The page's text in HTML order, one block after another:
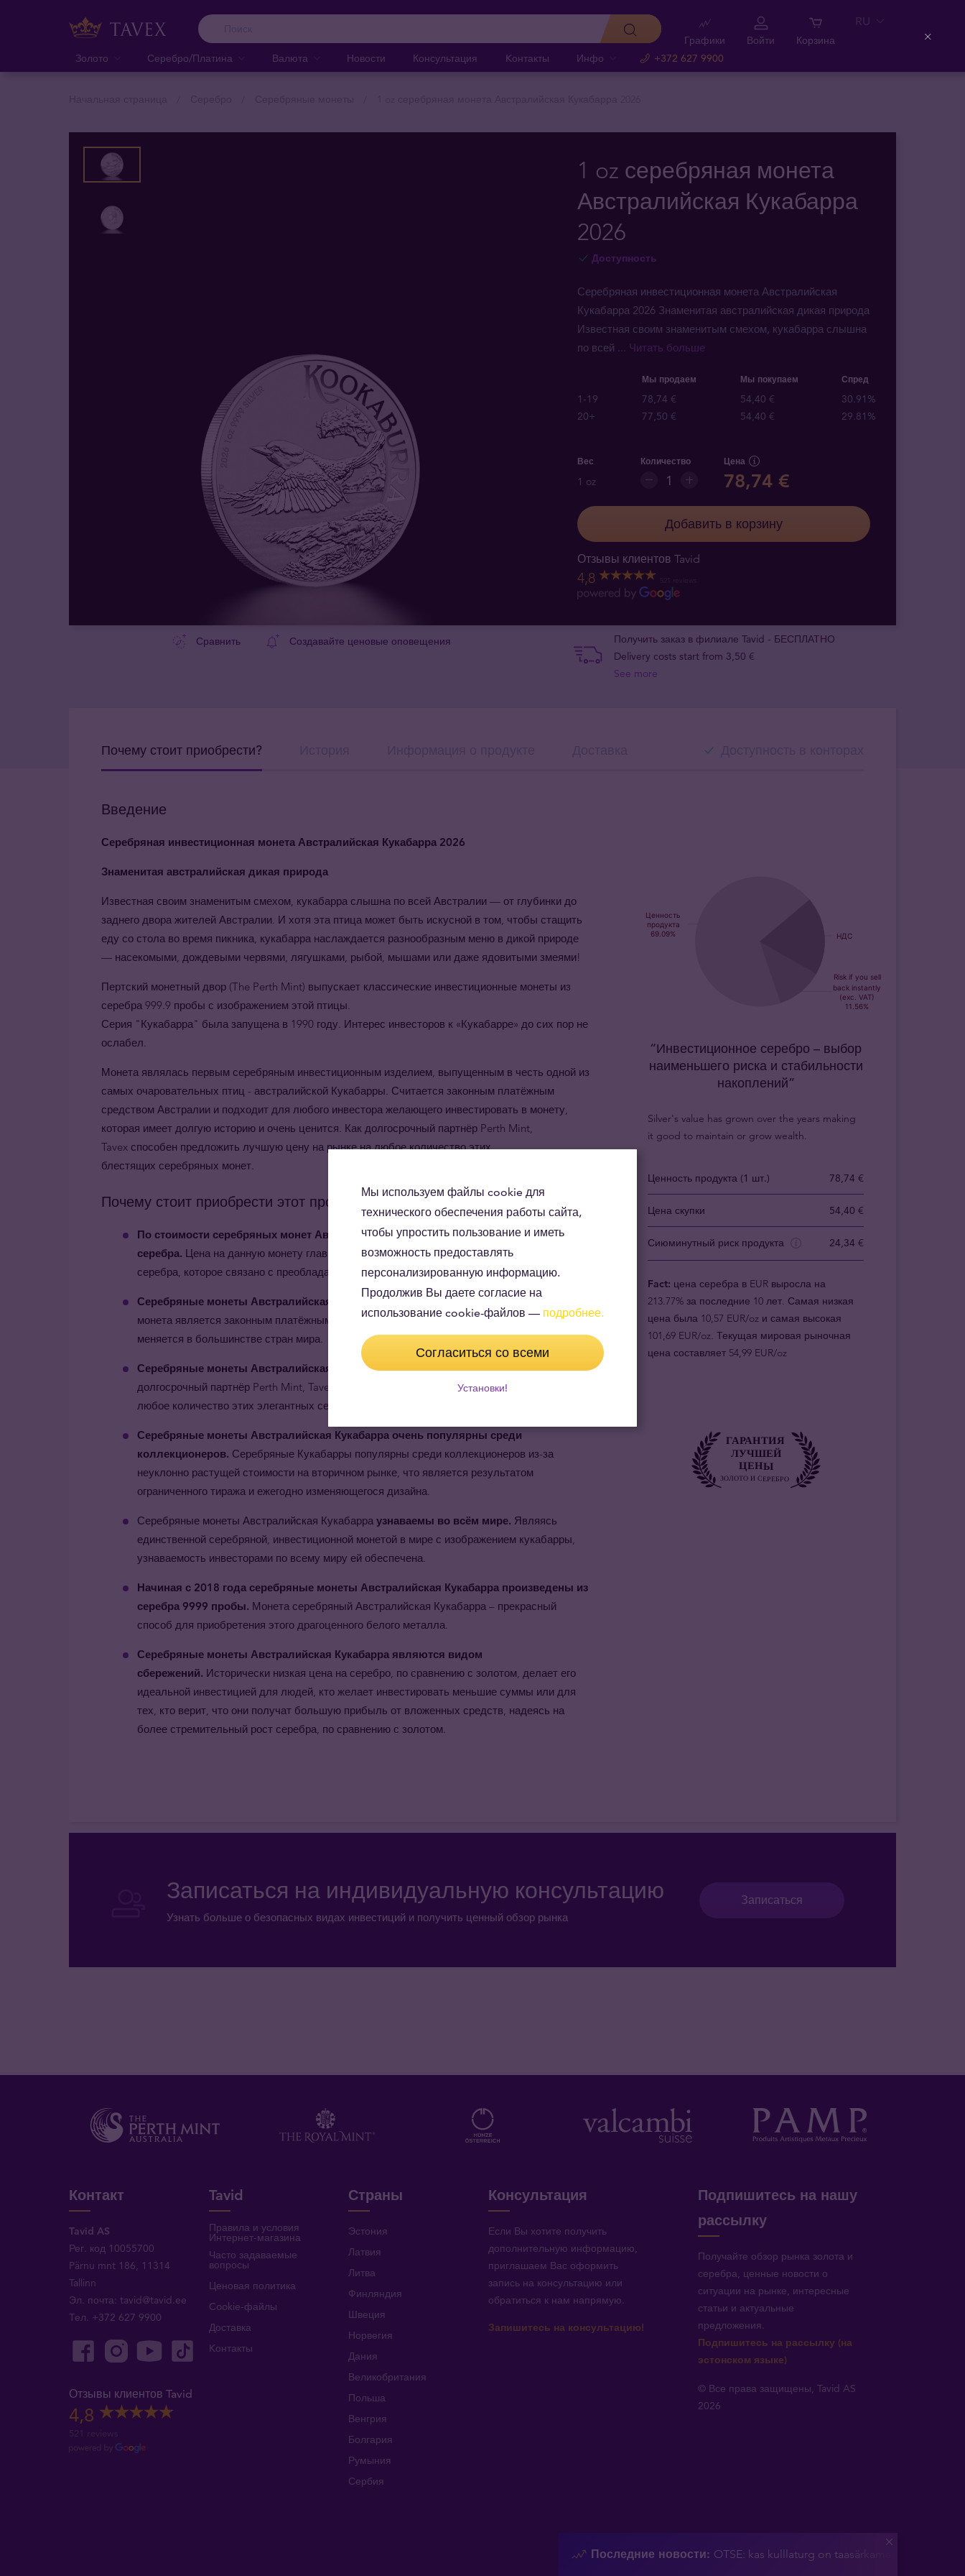
Золото Серебро/Платина Валюта Новости Консультация Kонтакты Инфо +372 627 9900
Графики Войти Корзина
RU
1 oz серебряная монета
Австралийская Кукабарра
2026
Доступность
Серебряная инвестиционная монета Австралийская
Кукабарра 2026 Знаменитая австралийская дикая природа
Известная своим знаменитым смехом, кукабарра слышна
по всей ... Читать больше
Мы продаем Мы покупаем Спред
1-19 78,74 € 54,40 €
30.91%
20+
77,50 € 54,40 € 29.81%
Вес
1 oz
Количество Цена
78,74 €
Добавить в корзину
Отзывы клиентов Tavid
4,8
Получить заказ в филиале Tavid - БЕСПЛАТНО
Delivery costs start from 3,50 €
See more
Сравнить Создавайте ценовые оповещения
Почему стоит приобрести?
Введение
Серебряная инвестиционная монета Австралийская Кукабарра 2026
Знаменитая австралийская дикая природа
Известная своим знаменитым смехом, кукабарра слышна по всей Австралии — от глубинки до
заднего двора жителей Австралии. И хотя эта птица может быть искусной в том, чтобы стащить
еду со стола во время пикника, кукабарра наслаждается разнообразным меню в дикой природе
— насекомыми, дождевыми червями, лягушками, рыбой, мышами или даже ядовитыми змеями!
Пертский монетный двор (The Perth Mint) выпускает классические инвестиционные монеты из
серебра 999.9 пробы с изображением этой птицы.
Серия "Кукабарра" была запущена в 1990 году. Интерес инвесторов к «Кукабарре» до сих пор не
ослабел.
Монета являлась первым серебряным инвестиционным изделием, выпущенным в честь одной из
самых очаровательных птиц - австралийской Кукабарры. Считается законным платёжным
средством Австралии и подходит для любого инвестора желающего инвестировать в монету,
которая имеет долгую историю и очень ценится. Как долгосрочный партнёр Perth Mint,
Tavex способен предложить лучшую цену на рынке на любое количество этих
блестящих серебряных монет.
Почему стоит приобрести этот продукт
По стоимости серебряных монет Австралийская Кукабарра можно отслеживать цену
серебра. Цена на данную монету главным образом определяется содержанием чистого
серебра, которое связано с преобладающей ценой на серебро в мире.
Серебряные монеты Австралийская Кукабарра – это деньги.Данная инвестиционная
монета является законным платёжным средством Австралии. Она принимается и
меняется в большинстве стран мира.
Серебряные монеты Австралийская Кукабарра доступны по низким ценам.Как
долгосрочный партнёр Perth Mint, Tavex способен предложить лучшую цену на рынке на
любое количество этих элегантных серебряных монет.
Серебряные монеты Австралийская Кукабарра очень популярны среди
коллекционеров. Серебряные Кукабарры популярны среди коллекционеров из-за
неуклонно растущей стоимости на вторичном рынке, что является результатом
ограниченного тиража и ежегодно изменяющегося дизайна.
Серебряные монеты Австралийская Кукабарра узнаваемы во всём мире. Являясь
единственной серебряной, инвестиционной монетой в мире с изображением кукабарры,
узнаваемость инвесторами по всему миру ей обеспечена.
Начиная с 2018 года серебряные монеты Австралийская Кукабарра произведены из
серебра 9999 пробы. Монета серебряный Австралийская Кукабарра – прекрасный
способ для приобретения этого драгоценного белого металла.
Серебряные монеты Австралийская Кукабарра являются видом
сбережений. Исторически низкая цена на серебро, по сравнению с золотом, делает его
идеальной инвестицией для людей, кто желает инвестировать меньшие суммы или для
тех, кто верит, что они получат большую прибыль от вложенных средств, надеясь на
более стремительный рост серебра, по сравнению с золотом.
“Инвестиционное серебро – выбор
наименьшего риска и стабильности
накоплений”
Silver's value has grown over the years making
it good to maintain or grow wealth.
Ценность продукта (1 шт.) 78,74 €
Цена скупки 54,40 €
Сиюминутный риск продукта 24,34 €
Fact: цена серебра в EUR выросла на
213.77% за последние 10 лет. Самая низкая
цена была 10,57 EUR/oz и самая высокая
101,69 EUR/oz. Текущая мировая рыночная
цена составляет 54,99 EUR/oz
Записаться на индивидуальную консультацию
Узнать больше о безопасных видах инвестиций и получить ценный обзор рынка
Записаться
Контакт
Tavid AS
Рег. код 10055700
Pärnu mnt 186, 11314
Tallinn
Эл. почта:tavid@tavid.ee
Тел. +372 627 9900
Отзывы клиентов Tavid
4,8
521 reviews
Tavid
Правила и условия
Интернет-магазина
Часто задаваемые
вопросы
Ценовая политика
Cookie-файлы
Доставка
Kонтакты
Страны
Эстония
Латвия
Литва
Финляндия
Швеция
Норвегия
Дания
Великобритания
Польша
Венгрия
Болгария
Румыния
Сербия
Консультация
Если Вы хотите получить
дополнительную информацию,
приглашаем Вас оформить
запись на консультацию или
обратиться к нам напрямую.
Запишитесь на консультацию!
Подпишитесь на нашу
рассылку
Получайте обзор рынка золота и
серебра, ценные новости о
ситуации на рынке, интересные
статьи и актуальные
предложения.
Подпишитесь на рассылку (на
эстонском языке)
© Все права защищены, Tavid AS
2026
Последние новости: OTSE: kas kulllaturg on taasärkamas? (Tavidi
Мы используем файлы cookie для
технического обеспечения работы сайта,
чтобы упростить пользование и иметь
возможность предоставлять
персонализированную информацию.
Продолжив Вы даете согласие на
использование cookie-файлов — подробнее.
Согласиться со всеми
Установки!
Close